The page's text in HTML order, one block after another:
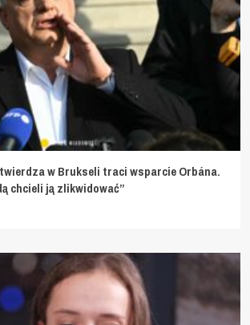
w Brukseli traci wsparcie Orbána.
chcieli ją zlikwidować”